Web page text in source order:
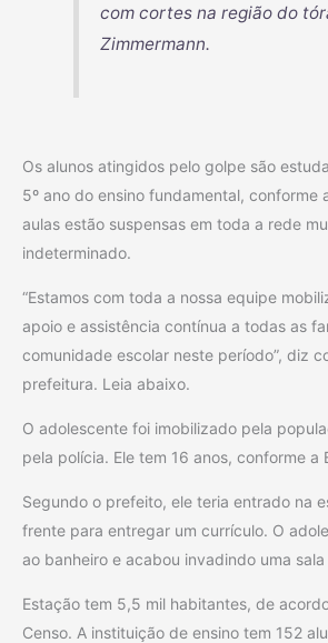
com cortes na região do
Zimmermann.
Os alunos atingidos pelo golpe são
5º ano do ensino fundamental, conforme
aulas estão suspensas em toda a rede
indeterminado.
“Estamos com toda a nossa equipe
apoio e assistência contínua a todas as
comunidade escolar neste período”, diz
prefeitura. Leia abaixo.
O adolescente foi imobilizado pela
pela polícia. Ele tem 16 anos, conforme a
Segundo o prefeito, ele teria entrado na
frente para entregar um currículo. O
ao banheiro e acabou invadindo uma sala
Estação tem 5,5 mil habitantes, de
Censo. A instituição de ensino tem 152